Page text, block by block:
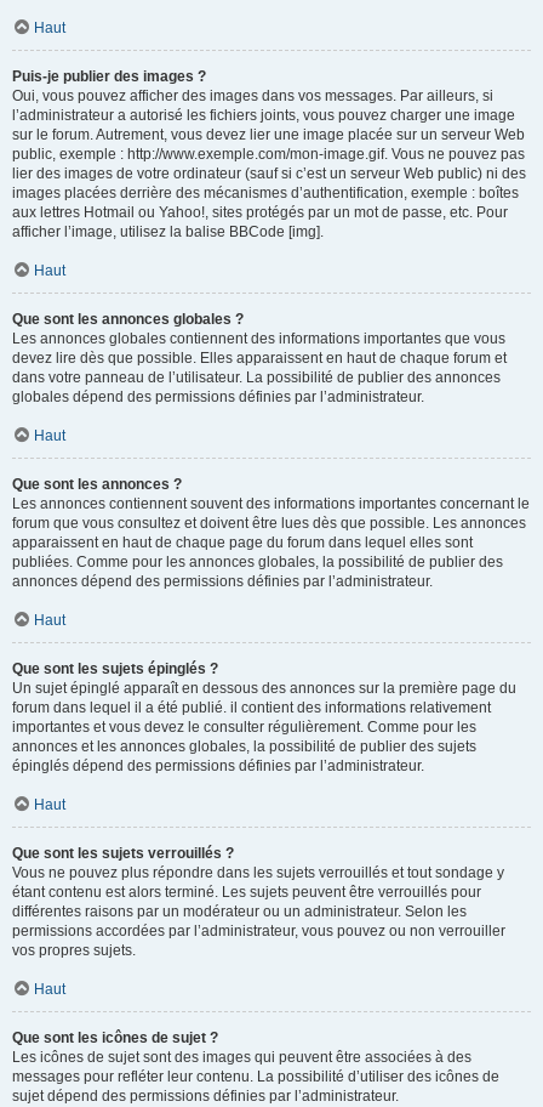
Haut
Puis-je publier des images ?
Oui, vous pouvez afficher des images dans vos messages. Par ailleurs, si
l’administrateur a autorisé les fichiers joints, vous pouvez charger une image
sur le forum. Autrement, vous devez lier une image placée sur un serveur Web
public, exemple : http://www.exemple.com/mon-image.gif. Vous ne pouvez pas
lier des images de votre ordinateur (sauf si c’est un serveur Web public) ni des
images placées derrière des mécanismes d’authentification, exemple : boîtes
aux lettres Hotmail ou Yahoo!, sites protégés par un mot de passe, etc. Pour
afficher l’image, utilisez la balise BBCode [img].
Haut
Que sont les annonces globales ?
Les annonces globales contiennent des informations importantes que vous
devez lire dès que possible. Elles apparaissent en haut de chaque forum et
dans votre panneau de l’utilisateur. La possibilité de publier des annonces
globales dépend des permissions définies par l’administrateur.
Haut
Que sont les annonces ?
Les annonces contiennent souvent des informations importantes concernant le
forum que vous consultez et doivent être lues dès que possible. Les annonces
apparaissent en haut de chaque page du forum dans lequel elles sont
publiées. Comme pour les annonces globales, la possibilité de publier des
annonces dépend des permissions définies par l’administrateur.
Haut
Que sont les sujets épinglés ?
Un sujet épinglé apparaît en dessous des annonces sur la première page du
forum dans lequel il a été publié. il contient des informations relativement
importantes et vous devez le consulter régulièrement. Comme pour les
annonces et les annonces globales, la possibilité de publier des sujets
épinglés dépend des permissions définies par l’administrateur.
Haut
Que sont les sujets verrouillés ?
Vous ne pouvez plus répondre dans les sujets verrouillés et tout sondage y
étant contenu est alors terminé. Les sujets peuvent être verrouillés pour
différentes raisons par un modérateur ou un administrateur. Selon les
permissions accordées par l’administrateur, vous pouvez ou non verrouiller
vos propres sujets.
Haut
Que sont les icônes de sujet ?
Les icônes de sujet sont des images qui peuvent être associées à des
messages pour refléter leur contenu. La possibilité d’utiliser des icônes de
sujet dépend des permissions définies par l’administrateur.